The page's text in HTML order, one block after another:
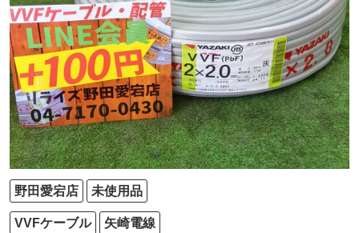
野田愛宕店 未使用品
VVFケーブル 矢崎電線